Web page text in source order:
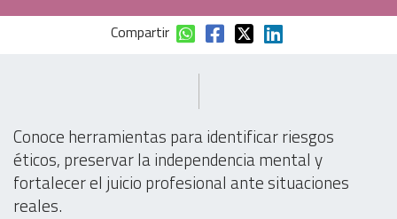
Compartir
Conoce herramientas para identificar riesgos
éticos, preservar la independencia mental y
fortalecer el juicio profesional ante situaciones
reales.